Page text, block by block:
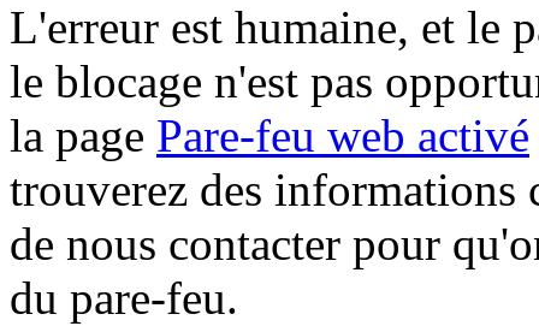
L'erreur est humaine, et le
le blocage n'est pas
la page Pare-feu web activé
trouverez des informations
de nous contacter pour
du pare-feu.